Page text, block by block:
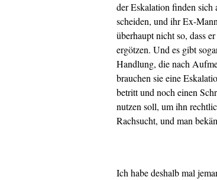
der Eskalation finden sich
scheiden, und ihr Ex-
überhaupt nicht so, dass
ergötzen. Und es gibt
Handlung, die nach
brauchen sie eine
betritt und noch einen
nutzen soll, um ihn
Rachsucht, und man
Ich habe deshalb mal